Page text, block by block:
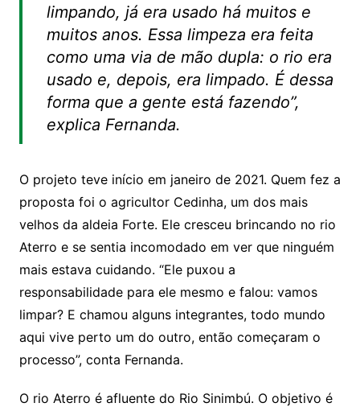
limpando, já era usado há muitos e
muitos anos. Essa limpeza era feita
como uma via de mão dupla: o rio era
usado e, depois, era limpado. É dessa
forma que a gente está fazendo”,
explica Fernanda.
O projeto teve início em janeiro de 2021. Quem fez a
proposta foi o agricultor Cedinha, um dos mais
velhos da aldeia Forte. Ele cresceu brincando no rio
Aterro e se sentia incomodado em ver que ninguém
mais estava cuidando. “Ele puxou a
responsabilidade para ele mesmo e falou: vamos
limpar? E chamou alguns integrantes, todo mundo
aqui vive perto um do outro, então começaram o
processo”, conta Fernanda.
O rio Aterro é afluente do Rio Sinimbú. O objetivo é